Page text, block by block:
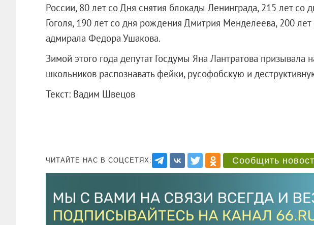
России, 80 лет со Дня снятия блокады Ленинграда, 215 лет со
Гоголя, 190 лет со дня рождения Дмитрия Менделеева, 200
адмирала Федора Ушакова.
Зимой этого года депутат Госдумы Яна Лантратова призывала
школьников распознавать фейки, русофобскую и
Текст: Вадим Швецов
ЧИТАЙТЕ НАС В СОЦСЕТЯХ: Сообщить